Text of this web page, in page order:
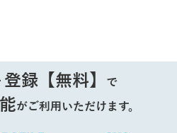
録【無料】 で
がご利用いただけます。